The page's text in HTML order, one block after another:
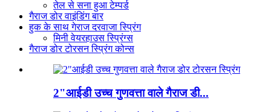
तेल से सना हुआ टेम्पर्ड
गैराज डोर वाइंडिंग बार
हुक के साथ गेराज दरवाजा स्प्रिंग
मिनी वेयरहाउस स्प्रिंग्स
गैराज डोर टोरसन स्प्रिंग कोन्स
2"आईडी उच्च गुणवत्ता वाले गैराज डी...